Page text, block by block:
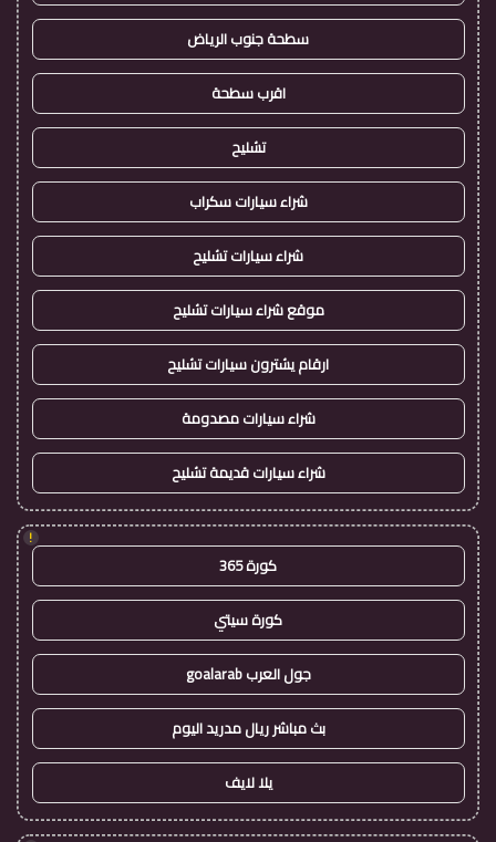
سطحة جنوب الرياض
اقرب سطحة
تشليح
شراء سيارات سكراب
شراء سيارات تشليح
موقع شراء سيارات تشليح
ارقام يشترون سيارات تشليح
شراء سيارات مصدومة
شراء سيارات قديمة تشليح
!
كورة 365
كورة سيتي
جول العرب goalarab
بث مباشر ريال مدريد اليوم
يلا لايف